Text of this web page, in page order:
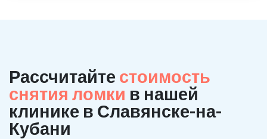
Рассчитайте стоимость
снятия ломки в нашей
клинике в Славянске-на-
Кубани